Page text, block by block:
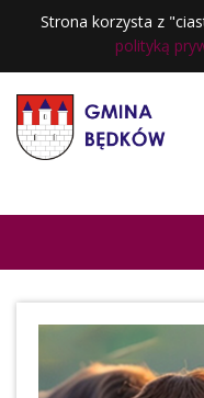
Strona korzysta z
polityką